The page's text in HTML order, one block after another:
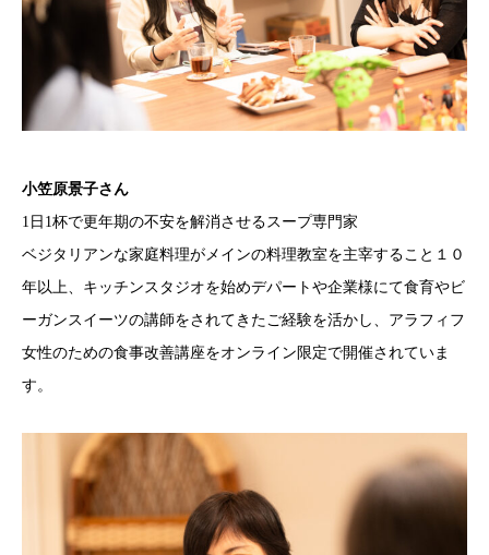
小笠原景子さん
1日1杯で更年期の不安を解消させるスープ専門家
ベジタリアンな家庭料理がメインの料理教室を主宰すること１０
年以上、キッチンスタジオを始めデパートや企業様にて食育やビ
ーガンスイーツの講師をされてきたご経験を活かし、アラフィフ
女性のための食事改善講座をオンライン限定で開催されていま
す。